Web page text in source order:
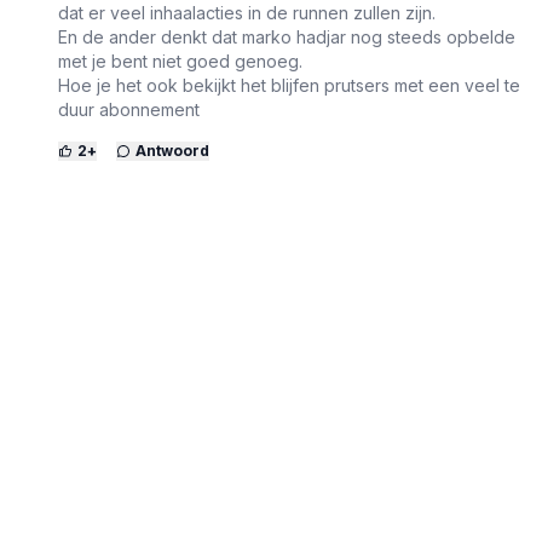
dat er veel inhaalacties in de runnen zullen zijn.
En de ander denkt dat marko hadjar nog steeds opbelde
met je bent niet goed genoeg.
Hoe je het ook bekijkt het blijfen prutsers met een veel te
duur abonnement
2+ Antwoord